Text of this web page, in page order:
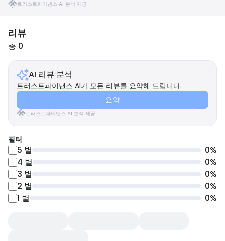
트러스트파이낸스 AI 분석 제공
리뷰
총 0
AI 리뷰 분석
트러스트파이낸스 AI가 모든 리뷰를 요약해 드립니다.
요약
트러스트파이낸스 AI 분석 제공
필터
5 별 0%
4 별 0%
3 별 0%
2 별 0%
1 별 0%